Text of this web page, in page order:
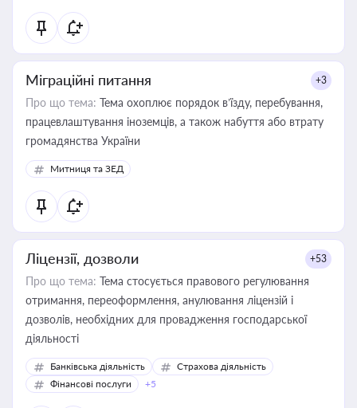
Міграційні питання +3
Про що тема: Тема охоплює порядок в’їзду, перебування,
працевлаштування іноземців, а також набуття або втрату
громадянства України
Митниця та ЗЕД
Ліцензії, дозволи +53
Про що тема: Тема стосується правового регулювання
отримання, переоформлення, анулювання ліцензій і
дозволів, необхідних для провадження господарської
діяльності
Банківська діяльність
Страхова діяльність
Фінансові послуги
+5